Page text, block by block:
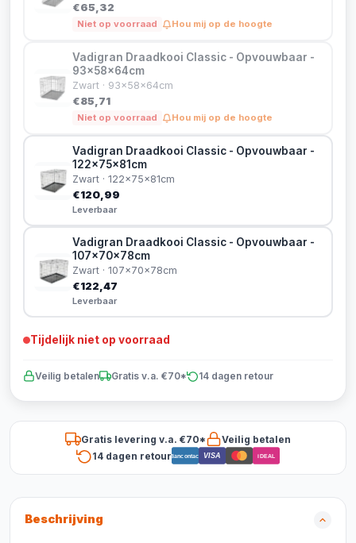
€65,32
Niet op voorraad Hou mij op de hoogte
Vadigran Draadkooi Classic - Opvouwbaar -
93x58x64cm
Zwart · 93x58x64cm
€85,71
Niet op voorraad Hou mij op de hoogte
Vadigran Draadkooi Classic - Opvouwbaar -
122x75x81cm
Zwart · 122x75x81cm
€120,99
Leverbaar
Vadigran Draadkooi Classic - Opvouwbaar -
107x70x78cm
Zwart · 107x70x78cm
€122,47
Leverbaar
Tijdelijk niet op voorraad
Veilig betalen Gratis v.a. €70* 14 dagen retour
Gratis levering v.a. €70*
Veilig betalen
14 dagen retourBancontact VISA iDEAL
Beschrijving